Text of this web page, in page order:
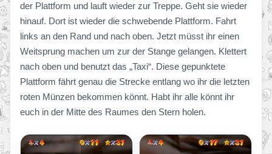
der Plattform und lauft wieder zur Treppe. Geht sie wieder
hinauf. Dort ist wieder die schwebende Plattform. Fahrt
links an den Rand und nach oben. Jetzt müsst ihr einen
Weitsprung machen um zur der Stange gelangen. Klettert
nach oben und benutzt das „Taxi“. Diese gepunktete
Plattform fährt genau die Strecke entlang wo ihr die letzten
roten Münzen bekommen könnt. Habt ihr alle könnt ihr
euch in der Mitte des Raumes den Stern holen.